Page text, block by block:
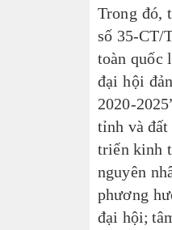
Trong đó,
số 35-CT/
toàn quốc
đại hội
2020-
tỉnh và
triển kinh
nguyên
phương
đại hội;